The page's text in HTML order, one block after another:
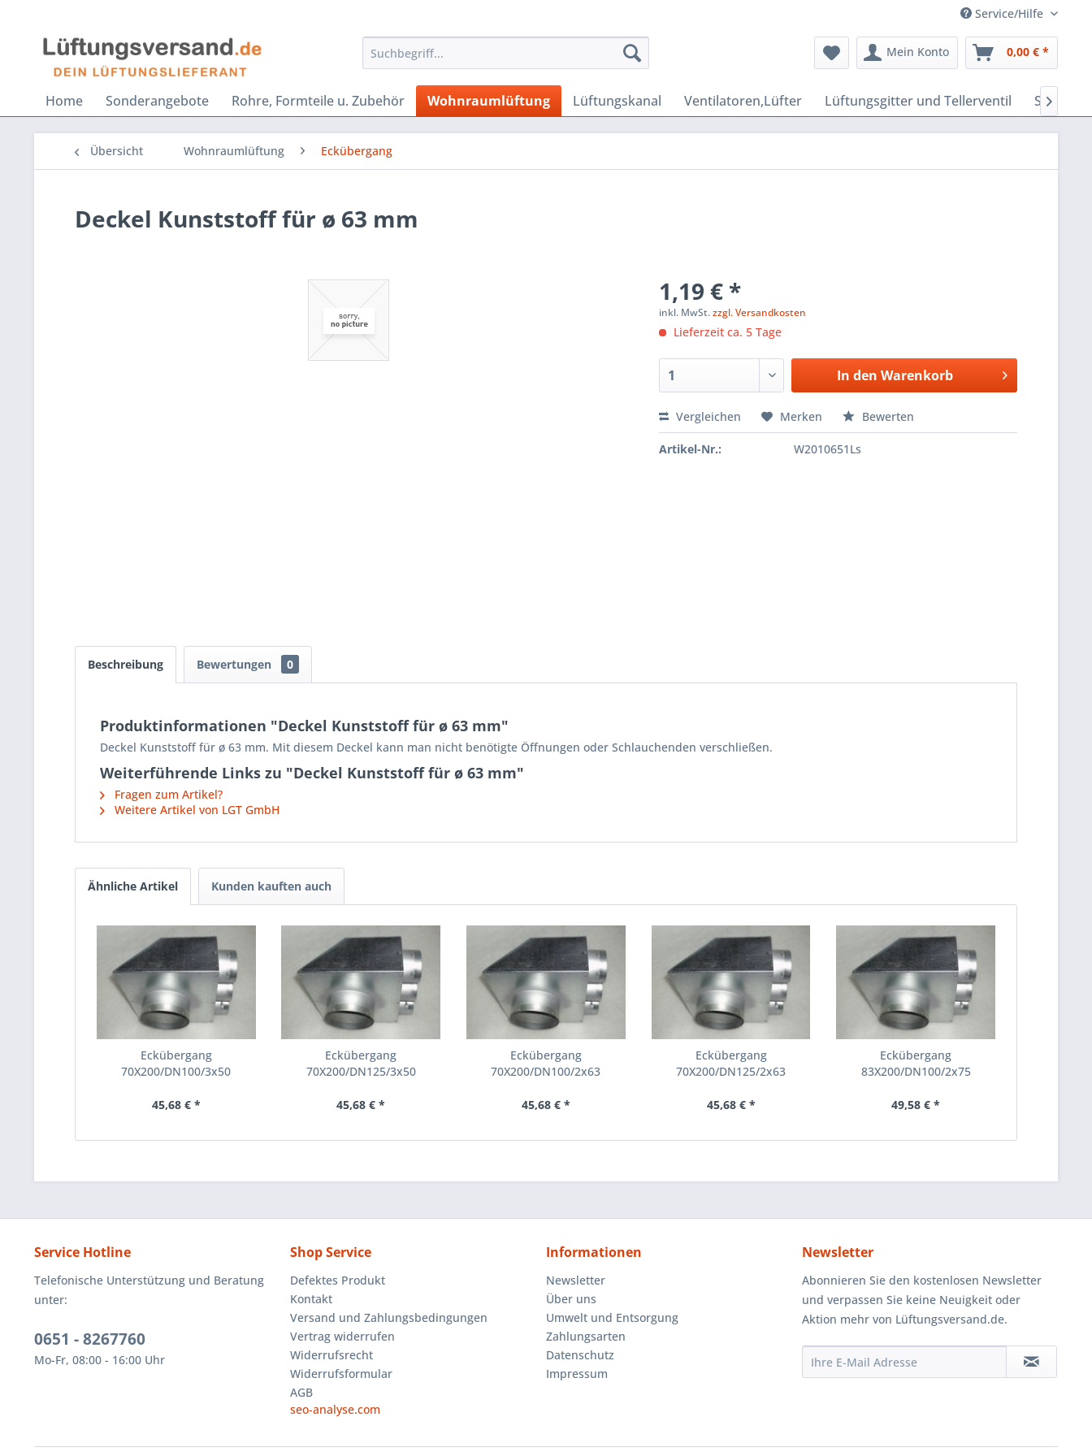
Service/Hilfe
Mein Konto 0,00 € *
Home Sonderangebote Rohre, Formteile u. Zubehör Wohnraumlüftung Lüftungskanal Ventilatoren,Lüfter Lüftungsgitter und Tellerventil 
Übersicht Wohnraumlüftung Eckübergang
Deckel Kunststoff für ø 63 mm
1,19 € *
inkl. MwSt.zzgl. Versandkosten
Lieferzeit ca. 5 Tage
In den Warenkorb
Vergleichen Merken Bewerten
Artikel-Nr.: W2010651Ls
Beschreibung Bewertungen 0
Produktinformationen "Deckel Kunststoff für ø 63 mm"
Deckel Kunststoff für ø 63 mm. Mit diesem Deckel kann man nicht benötigte Öffnungen oder Schlauchenden verschließen.
Weiterführende Links zu "Deckel Kunststoff für ø 63 mm"
Fragen zum Artikel?
Weitere Artikel von LGT GmbH
Ähnliche Artikel Kunden kauften auch
Eckübergang
70X200/DN100/3x50
45,68 € *
Eckübergang
70X200/DN125/3x50
45,68 € *
Eckübergang
70X200/DN100/2x63
45,68 € *
Eckübergang
70X200/DN125/2x63
45,68 € *
Eckübergang
83X200/DN100/2x75
49,58 € *
Service Hotline
Telefonische Unterstützung und Beratung
unter:
0651 - 8267760
Mo-Fr, 08:00 - 16:00 Uhr
Shop Service
Defektes Produkt
Kontakt
Versand und Zahlungsbedingungen
Vertrag widerrufen
Widerrufsrecht
Widerrufsformular
AGB
seo-analyse.com
Informationen
Newsletter
Über uns
Umwelt und Entsorgung
Zahlungsarten
Datenschutz
Impressum
Newsletter
Abonnieren Sie den kostenlosen Newsletter
und verpassen Sie keine Neuigkeit oder
Aktion mehr von Lüftungsversand.de.